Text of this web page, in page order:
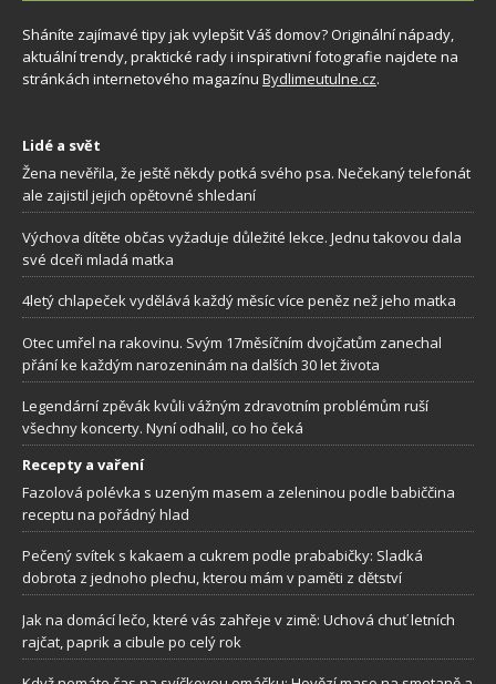
Sháníte zajímavé tipy jak vylepšit Váš domov? Originální nápady,
aktuální trendy, praktické rady i inspirativní fotografie najdete na
stránkách internetového magazínu Bydlimeutulne.cz.
Lidé a svět
Žena nevěřila, že ještě někdy potká svého psa. Nečekaný telefonát
ale zajistil jejich opětovné shledaní
Výchova dítěte občas vyžaduje důležité lekce. Jednu takovou dala
své dceři mladá matka
4letý chlapeček vydělává každý měsíc více peněz než jeho matka
Otec umřel na rakovinu. Svým 17měsíčním dvojčatům zanechal
přání ke každým narozeninám na dalších 30 let života
Legendární zpěvák kvůli vážným zdravotním problémům ruší
všechny koncerty. Nyní odhalil, co ho čeká
Recepty a vaření
Fazolová polévka s uzeným masem a zeleninou podle babiččina
receptu na pořádný hlad
Pečený svítek s kakaem a cukrem podle prababičky: Sladká
dobrota z jednoho plechu, kterou mám v paměti z dětství
Jak na domácí lečo, které vás zahřeje v zimě: Uchová chuť letních
rajčat, paprik a cibule po celý rok